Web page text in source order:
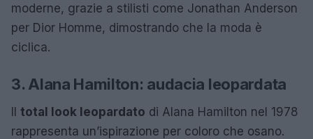
moderne, grazie a stilisti come Jonathan Anderson
per Dior Homme, dimostrando che la moda è
ciclica.
3. Alana Hamilton: audacia leopardata
Il total look leopardato di Alana Hamilton nel 1978
rappresenta un’ispirazione per coloro che osano.